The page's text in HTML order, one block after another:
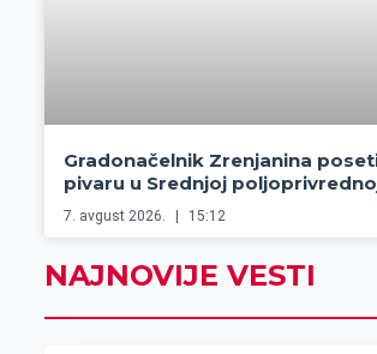
Gradonačelnik Zrenjanina
pivaru u Srednjoj
7. avgust 2026. 15:12
NAJNOVIJE VESTI